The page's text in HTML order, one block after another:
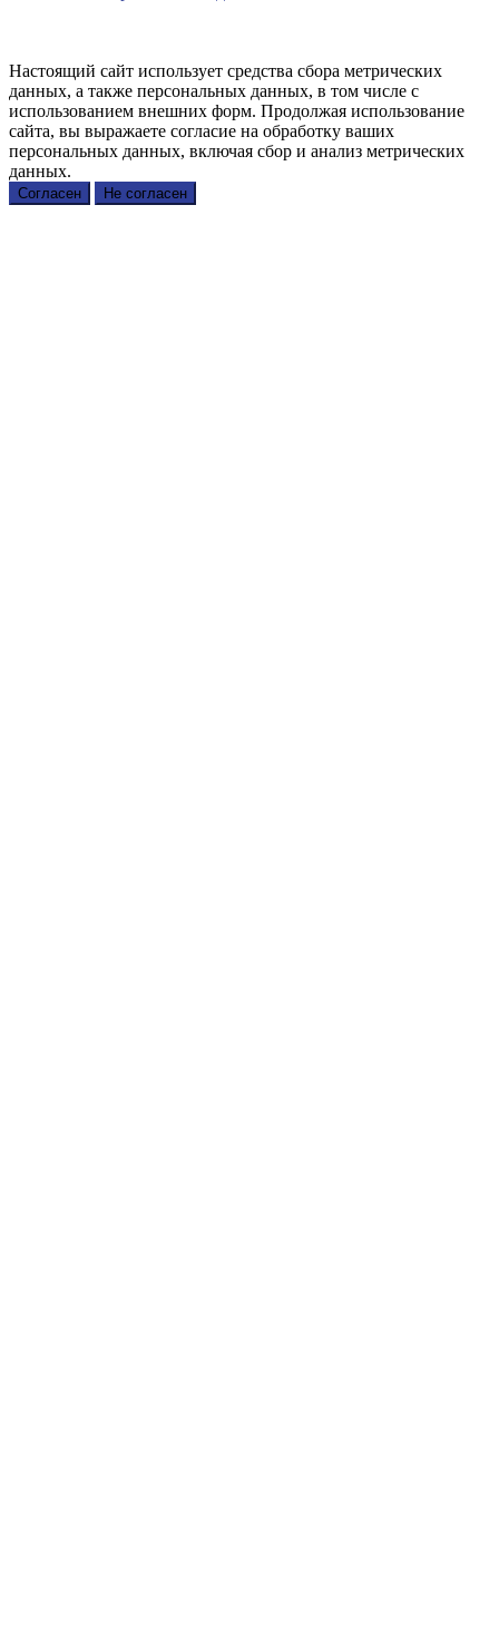
Настоящий сайт использует средства сбора метрических
данных, а также персональных данных, в том числе с
использованием внешних форм. Продолжая использование
сайта, вы выражаете согласие на обработку ваших
персональных данных, включая сбор и анализ метрических
данных.
Согласен Не согласен